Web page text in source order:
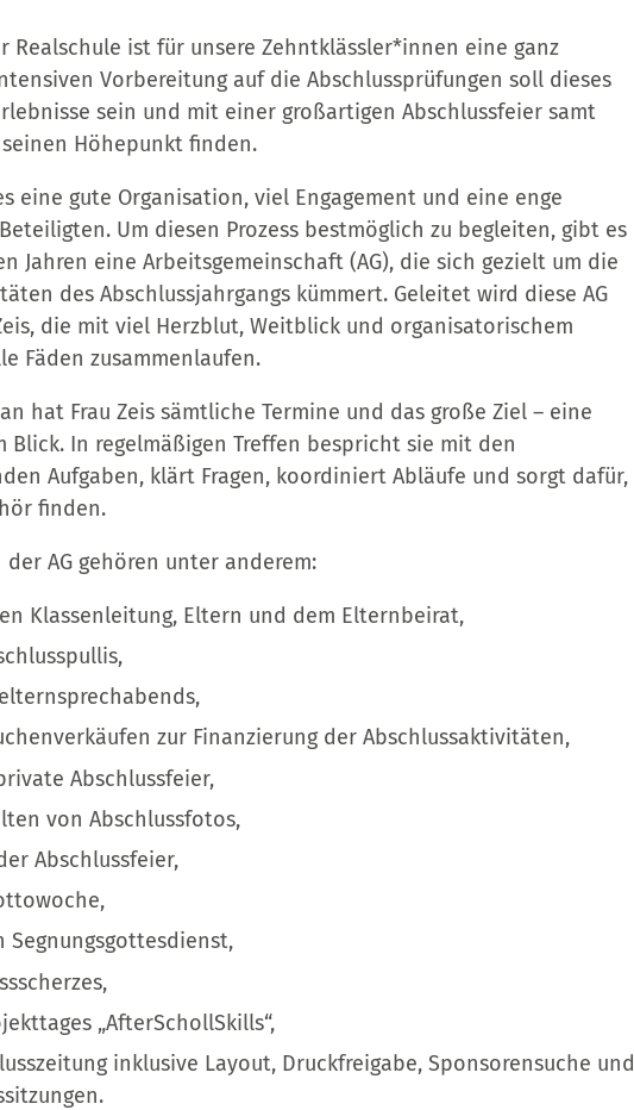
Realschule ist für unsere Zehntklässler*innen eine ganz
Vorbereitung auf die Abschlussprüfungen soll dieses
sein und mit einer großartigen Abschlussfeier samt
Höhepunkt finden.
eine gute Organisation, viel Engagement und eine enge
Um diesen Prozess bestmöglich zu begleiten, gibt es
Jahren eine Arbeitsgemeinschaft (AG), die sich gezielt um die
des Abschlussjahrgangs kümmert. Geleitet wird diese AG
die mit viel Herzblut, Weitblick und organisatorischem
Fäden zusammenlaufen.
hat Frau Zeis sämtliche Termine und das große Ziel – eine
Blick. In regelmäßigen Treffen bespricht sie mit den
Aufgaben, klärt Fragen, koordiniert Abläufe und sorgt dafür,
finden.
AG gehören unter anderem:
Klassenleitung, Eltern und dem Elternbeirat,
zur Finanzierung der Abschlussaktivitäten,
Abschlussfeier,
von Abschlussfotos,
Abschlussfeier,
„AfterSchollSkills“,
inklusive Layout, Druckfreigabe, Sponsorensuche und